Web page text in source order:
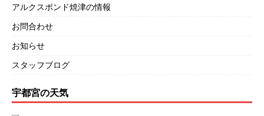
アルクスポンド焼津の情報
お問合わせ
お知らせ
スタッフブログ
宇都宮の天気